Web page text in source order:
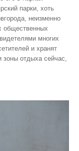
парки, хоть
неизменно
общественных
многих
и хранят
зоны отдыха сейчас,